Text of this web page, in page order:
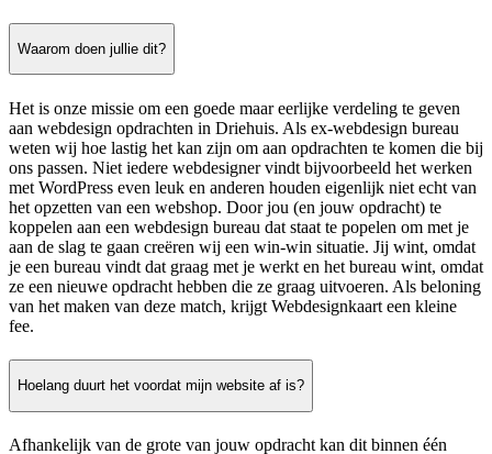
Waarom doen jullie dit?
Het is onze missie om een goede maar eerlijke verdeling te geven
aan webdesign opdrachten in Driehuis. Als ex-webdesign bureau
weten wij hoe lastig het kan zijn om aan opdrachten te komen die bij
ons passen. Niet iedere webdesigner vindt bijvoorbeeld het werken
met WordPress even leuk en anderen houden eigenlijk niet echt van
het opzetten van een webshop. Door jou (en jouw opdracht) te
koppelen aan een webdesign bureau dat staat te popelen om met je
aan de slag te gaan creëren wij een win-win situatie. Jij wint, omdat
je een bureau vindt dat graag met je werkt en het bureau wint, omdat
ze een nieuwe opdracht hebben die ze graag uitvoeren. Als beloning
van het maken van deze match, krijgt Webdesignkaart een kleine
fee.
Hoelang duurt het voordat mijn website af is?
Afhankelijk van de grote van jouw opdracht kan dit binnen één